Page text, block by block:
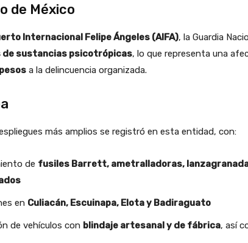
de México
Internacional Felipe Ángeles (AIFA), la Guardia
de sustancias psicotrópicas, lo que representa una
a la delincuencia organizada.
más amplios se registró en esta entidad, con:
de fusiles Barrett, ametralladoras,
en Culiacán, Escuinapa, Elota y Badiraguato
de vehículos con blindaje artesanal y de fábrica, así